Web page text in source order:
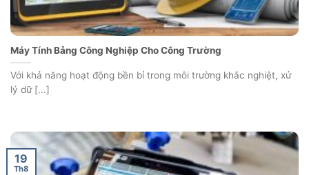
Máy Tính Bảng Công Nghiệp Cho Công Trường
Với khả năng hoạt động bền bỉ trong môi trường khắc nghiệt, xử
lý dữ [...]
19
Th8